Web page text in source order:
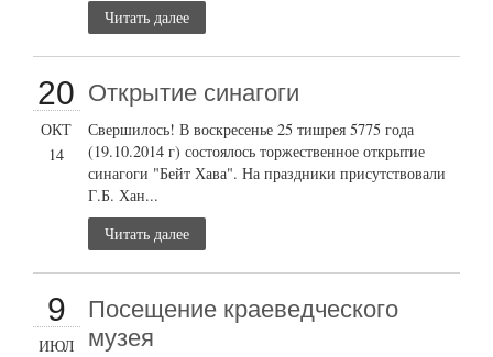
Читать далее
20
ОКТ
14
Открытие синагоги
Свершилось! В воскресенье 25 тишрея 5775 года
(19.10.2014 г) состоялось торжественное открытие
синагоги "Бейт Хава". На праздники присутствовали
Г.Б. Хан...
Читать далее
9
ИЮЛ
Посещение краеведческого
музея